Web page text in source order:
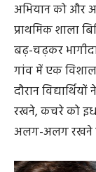
अभियान को और
प्राथमिक शाला
बढ़-चढ़कर
गांव में एक
दौरान
रखने, कचरे को
अलग-अलग रखने के